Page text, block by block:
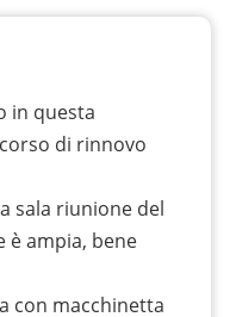
in questa
di rinnovo
sala riunione del
è ampia, bene
con macchinetta